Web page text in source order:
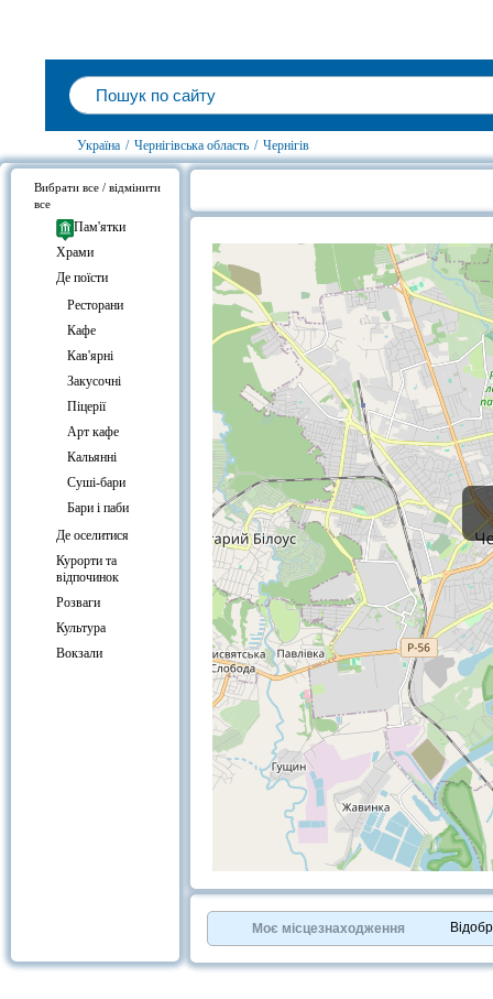
Україна / Чернігівська область / Чернігів
Вибрати все / відмінити
все
Пам'ятки
Храми
Де поїсти
Ресторани
Кафе
Кав'ярні
Закусочні
Піцерії
Арт кафе
Кальянні
Суші-бари
Бари і паби
Де оселитися
Курорти та
відпочинок
Розваги
Культура
Вокзали
OpenStreetMapcontributors.
»
Моє місцезнаходження